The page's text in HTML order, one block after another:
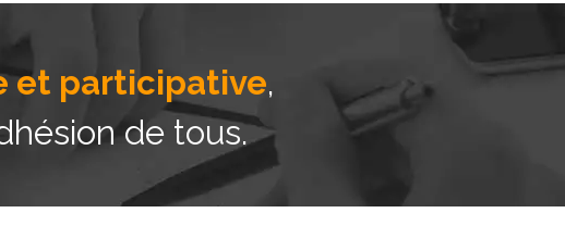
et participative,
de tous.